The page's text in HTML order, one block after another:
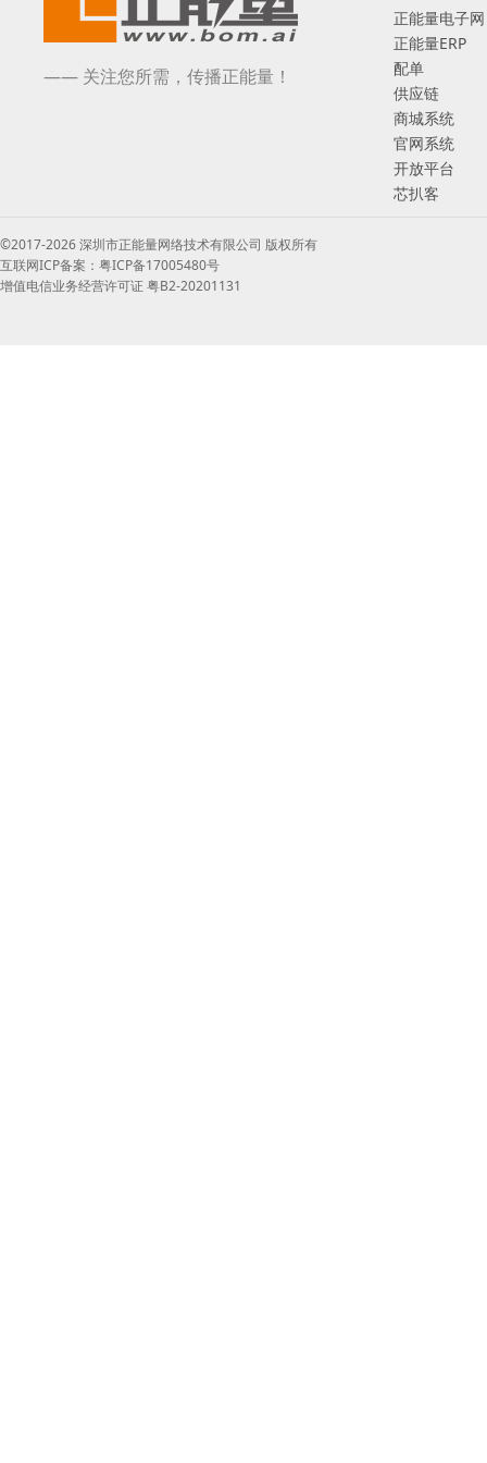
—— 关注您所需，传播正能量！
正能量电子网
正能量ERP
配单
供应链
商城系统
官网系统
开放平台
芯扒客
©2017-2026 深圳市正能量网络技术有限公司 版权所有
互联网ICP备案：粤ICP备17005480号
增值电信业务经营许可证 粤B2-20201131